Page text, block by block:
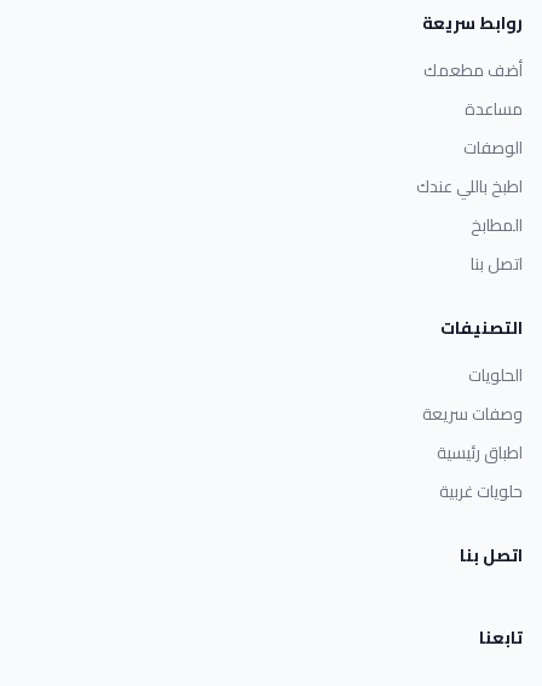
روابط سريعة
أضف مطعمك
مساعدة
الوصفات
اطبخ باللي عندك
المطابخ
اتصل بنا
التصنيفات
الحلويات
وصفات سريعة
اطباق رئيسية
حلويات غربية
اتصل بنا
تابعنا